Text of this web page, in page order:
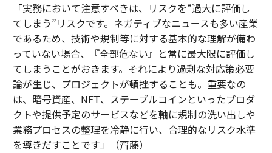
「実務において注意すべきは、リスクを“過大に評価し
てしまう”リスクです。ネガティブなニュースも多い産業
であるため、技術や規制等に対する基本的な理解が備わ
っていない場合、『全部危ない』と常に最大限に評価し
てしまうことがおきます。それにより過剰な対応策必要
論が生じ、プロジェクトが頓挫することも。重要なの
は、暗号資産、NFT、ステーブルコインといったプロダ
クトや提供予定のサービスなどを軸に規制の洗い出しや
業務プロセスの整理を冷静に行い、合理的なリスク水準
を導きだすことです」（齊藤）